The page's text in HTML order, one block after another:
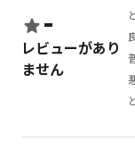
-
レビューがあり
ません